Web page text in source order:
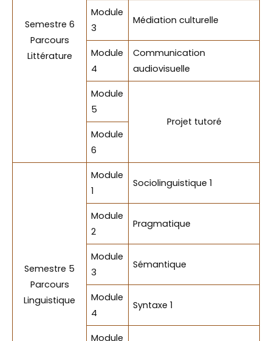
Semestre 6
Parcours
Littérature
Module
3
Médiation culturelle
Module
4
Communication
audiovisuelle
Module
5
Projet tutoré
Module
6
Semestre 5
Parcours
Linguistique
Module
1
Sociolinguistique 1
Module
2
Pragmatique
Module
3
Sémantique
Module
4
Syntaxe 1
Module